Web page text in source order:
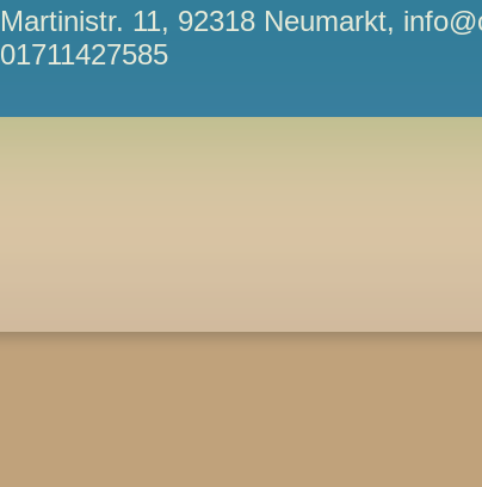
Martinistr. 11, 92318 Neumarkt,
01711427585